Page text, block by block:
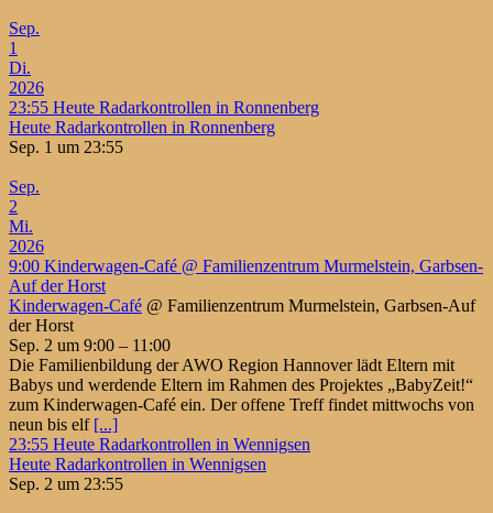
Sep.
1
Di.
2026
23:55 Heute Radarkontrollen in Ronnenberg
Heute Radarkontrollen in Ronnenberg
Sep. 1 um 23:55
Sep.
2
Mi.
2026
9:00 Kinderwagen-Café @ Familienzentrum Murmelstein, Garbsen-
Auf der Horst
Kinderwagen-Café @ Familienzentrum Murmelstein, Garbsen-Auf
der Horst
Sep. 2 um 9:00 – 11:00
Die Familienbildung der AWO Region Hannover lädt Eltern mit
Babys und werdende Eltern im Rahmen des Projektes „BabyZeit!“
zum Kinderwagen-Café ein. Der offene Treff findet mittwochs von
neun bis elf [...]
23:55 Heute Radarkontrollen in Wennigsen
Heute Radarkontrollen in Wennigsen
Sep. 2 um 23:55